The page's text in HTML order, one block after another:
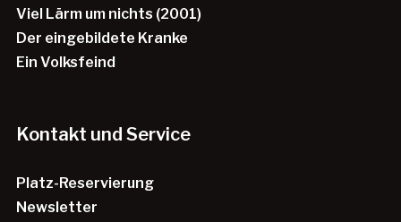
Viel Lärm um nichts (2001)
Der eingebildete Kranke
Ein Volksfeind
Kontakt und Service
Platz-Reservierung
Newsletter